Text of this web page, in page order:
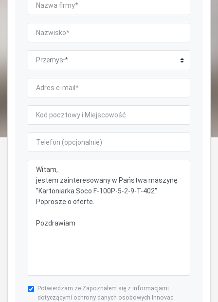
Potwierdzam że Zapoznałem się z informacjami
dotyczącymi ochrony danych osobowych Innovac